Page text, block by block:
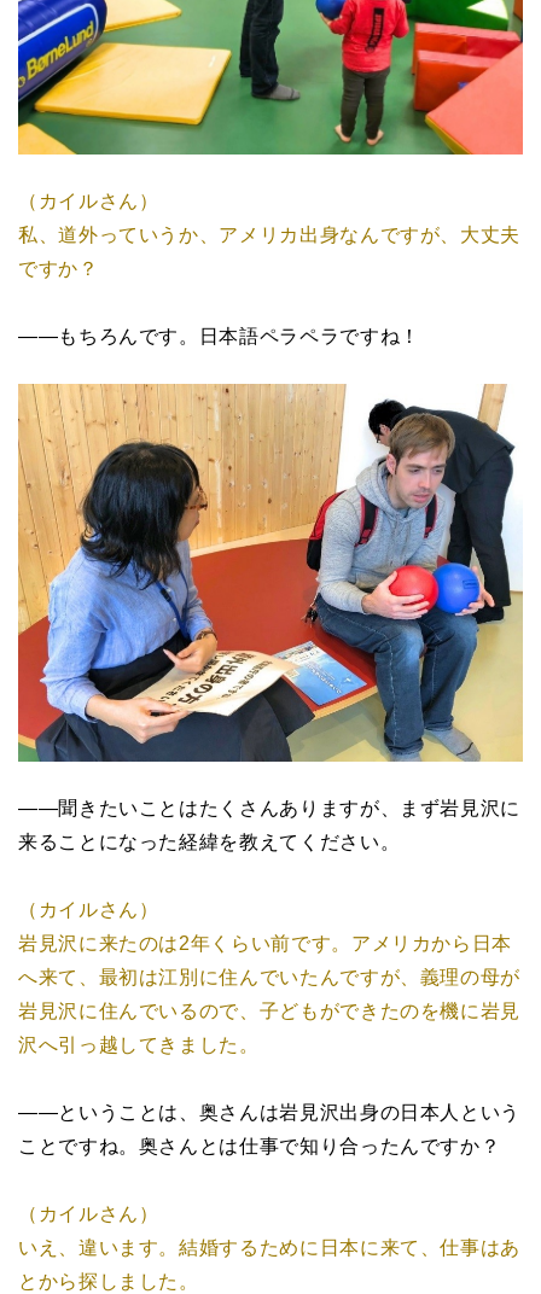
（カイルさん）
私、道外っていうか、アメリカ出身なんですが、大丈夫
ですか？
――もちろんです。日本語ペラペラですね！
――聞きたいことはたくさんありますが、まず岩見沢に
来ることになった経緯を教えてください。
（カイルさん）
岩見沢に来たのは2年くらい前です。アメリカから日本
へ来て、最初は江別に住んでいたんですが、義理の母が
岩見沢に住んでいるので、子どもができたのを機に岩見
沢へ引っ越してきました。
――ということは、奥さんは岩見沢出身の日本人という
ことですね。奥さんとは仕事で知り合ったんですか？
（カイルさん）
いえ、違います。結婚するために日本に来て、仕事はあ
とから探しました。